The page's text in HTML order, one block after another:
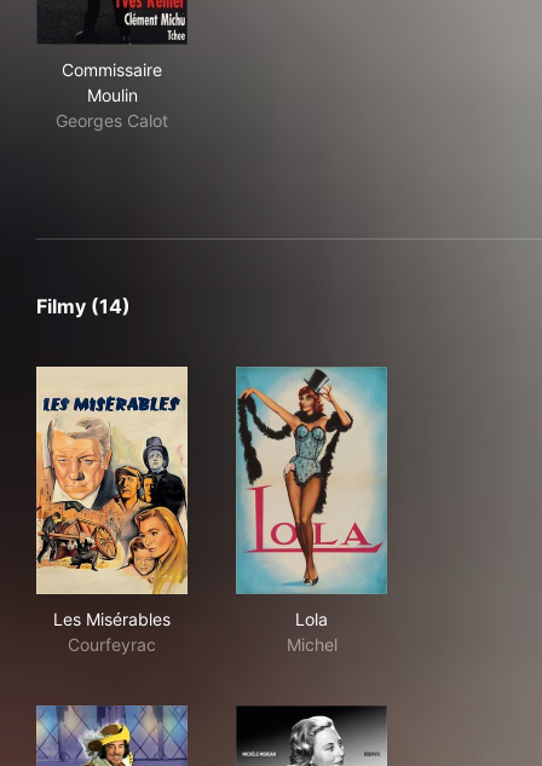
Commissaire
Moulin
Georges Calot
Filmy (14)
Les Misérables
Courfeyrac
Lola
Michel